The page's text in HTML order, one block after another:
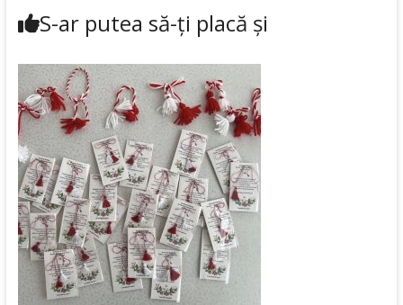
S-ar putea să-ți placă și